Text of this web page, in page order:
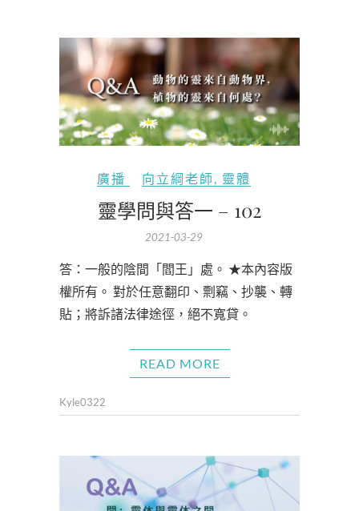
廣播 向立綱老師, 靈體
靈學問與答一 – 102
2021-03-29
答：一般的陰間「閻王」處。 ★本內容版
權所有。 對於任意翻印、剽竊、抄襲、轉
貼；將訴諸法律途徑，絕不寬貸。
READ MORE
Kyle0322